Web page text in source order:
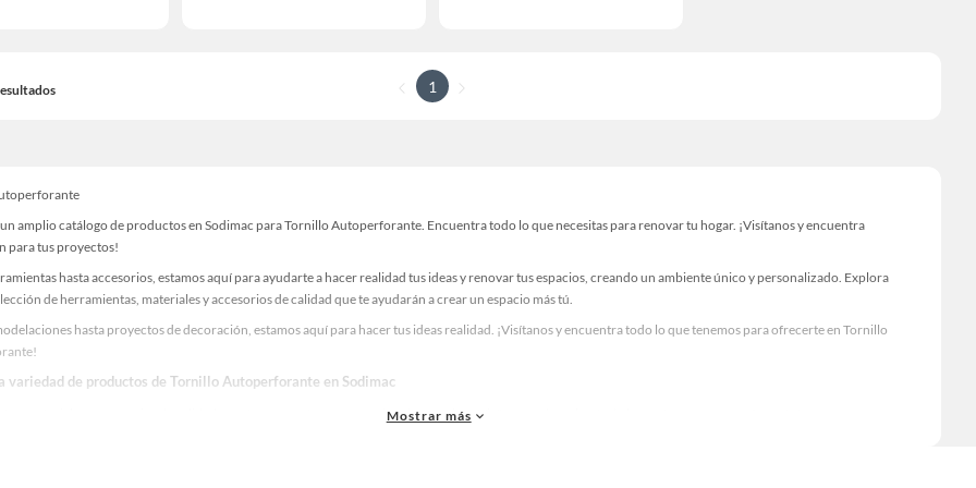
1
amplio catálogo de productos en Sodimac para Tornillo Autoperforante. Encuentra todo lo que necesitas para renovar tu hogar. ¡Visítanos y encuentra
para tus proyectos!
hasta accesorios, estamos aquí para ayudarte a hacer realidad tus ideas y renovar tus espacios, creando un ambiente único y personalizado. Explora
de herramientas, materiales y accesorios de calidad que te ayudarán a crear un espacio más tú.
hasta proyectos de decoración, estamos aquí para hacer tus ideas realidad. ¡Visítanos y encuentra todo lo que tenemos para ofrecerte en Tornillo
variedad de productos de Tornillo Autoperforante en Sodimac
materiales y accesorios de calidad para tus proyectos y renovación de espacios. ¡Visítanos y descubre todo lo que tenemos para ofrecerte!
Mostrar más